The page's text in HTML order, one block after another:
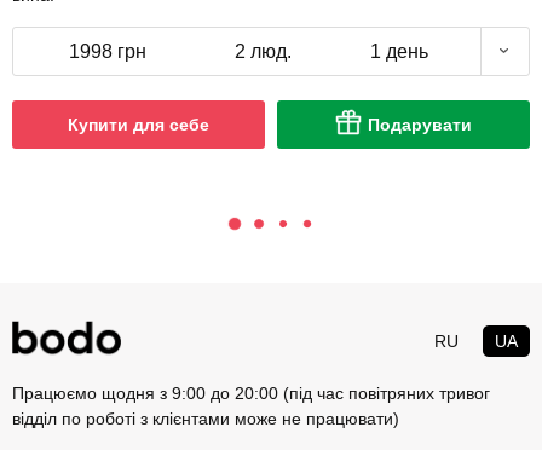
1998 грн 2 люд. 1 день
Купити для себе Подарувати
RU UA
Працюємо щодня з 9:00 до 20:00 (під час повітряних тривог
відділ по роботі з клієнтами може не працювати)